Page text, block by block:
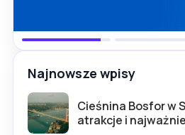
Najnowsze wpisy
Cieśnina Bosfor w
atrakcje i